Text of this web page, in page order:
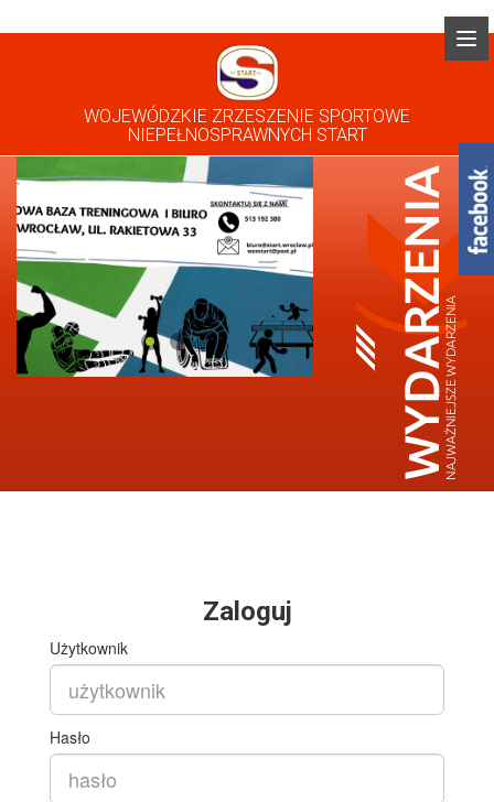
WOJEWÓDZKIE ZRZESZENIE SPORTOWE
NIEPEŁNOSPRAWNYCH START
Zaloguj
Użytkownik
Hasło